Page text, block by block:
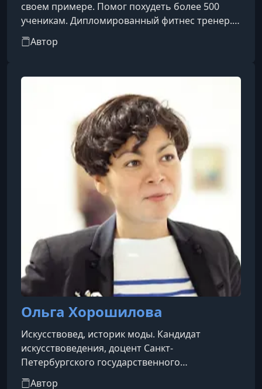
своем примере. Помог похудеть более 500
ученикам. Дипломированный фитнес тренер.
Дипломированный фитнес нутрициолог.
Профессиональный фитнес-коуч. Пробовал в
и точно знает, что работает, а что нет.
Сделаешь как он и результат неизбежен.
Получилось у меня, получится и у тебя. Скорее
всего такой же как и ты не только фитнес
блогер. У него есть работа инженером на
Автор
Ольга Хорошилова
Искусствовед, историк моды. Кандидат
искусствоведения, доцент Санкт-
Петербургского государственного
университета промышленных технологий и
Автор